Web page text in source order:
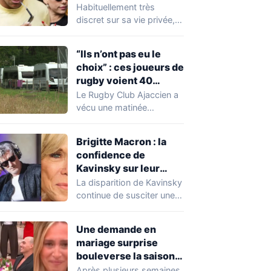
Expósito en Italie agite
la toile
Habituellement très
discret sur sa vie privée,
“Ils n’ont pas eu le
choix” : ces joueurs de
rugby voient 40
caravanes de gens du
voyage s’installer
heure
Le Rugby Club Ajaccien a
vécu une matinée
découverte d'une…
Brigitte Macron : la
confidence de
Kavinsky sur leur
relation
La disparition de Kavinsky
continue de susciter une
Une demande en
mariage surprise
bouleverse la saison